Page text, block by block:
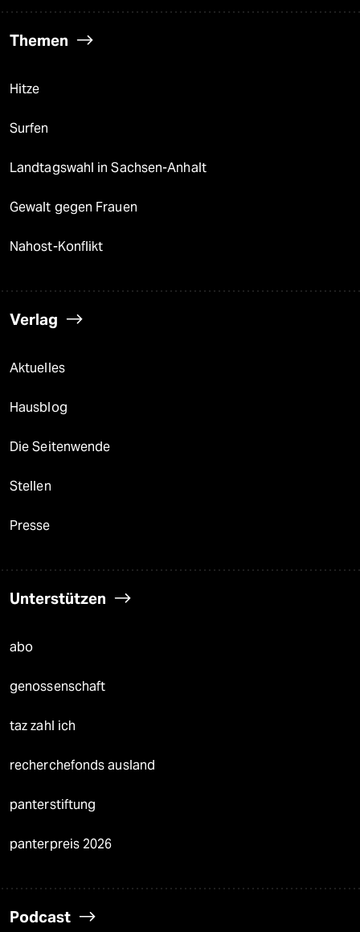
Themen
Hitze
Surfen
Landtagswahl in Sachsen-Anhalt
Gewalt gegen Frauen
Nahost-Konflikt
Verlag
Aktuelles
Hausblog
Die Seitenwende
Stellen
Presse
Unterstützen
abo
genossenschaft
taz zahl ich
recherchefonds ausland
panterstiftung
panterpreis 2026
Podcast